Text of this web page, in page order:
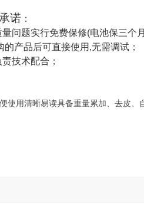
诺 ：
问题实行免费保修(电池保三个
产品后可直接使用,无需调试；
技术配合；
用清晰易读具备重量累加、去皮、